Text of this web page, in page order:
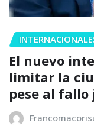
El nuevo
limitar la
pese al